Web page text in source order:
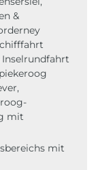
&
mit
mit